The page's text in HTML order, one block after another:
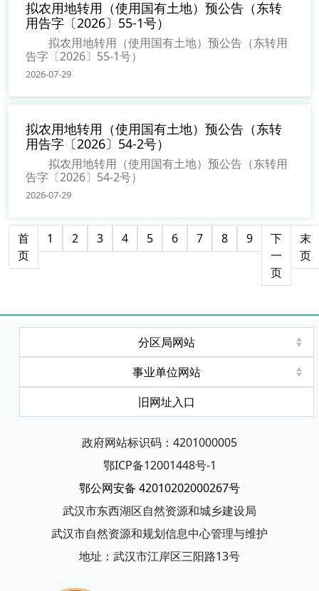
拟农用地转用（使用国有土地）预公告（东转
用告字〔2026〕55-1号）
拟农用地转用（使用国有土地）预公告（东转用
告字〔2026〕55-1号）
2026-07-29
拟农用地转用（使用国有土地）预公告（东转
用告字〔2026〕54-2号）
拟农用地转用（使用国有土地）预公告（东转用
告字〔2026〕54-2号）
2026-07-29
首
页
1 2 3 4 5 6 7 8 9
下
一
页
末
页
分区局网站
事业单位网站
旧网址入口
政府网站标识码：4201000005
鄂ICP备12001448号-1
鄂公网安备 42010202000267号
武汉市东西湖区自然资源和城乡建设局
武汉市自然资源和规划信息中心管理与维护
地址：武汉市江岸区三阳路13号